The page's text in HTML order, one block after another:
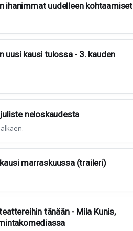
ihanimmat uudelleen kohtaamiset
uusi kausi tulossa - 3. kauden
neloskaudesta
marraskuussa (traileri)
tänään - Mila Kunis,